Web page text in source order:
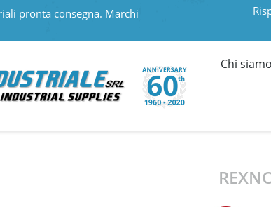
pronta consegna. Marchi
Chi siamo